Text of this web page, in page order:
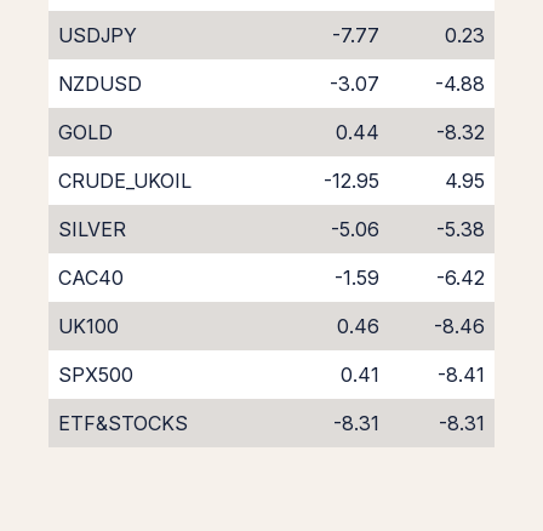
USDJPY
-7.77
0.23
NZDUSD
-3.07
-4.88
GOLD
0.44
-8.32
CRUDE_UKOIL
-12.95
4.95
SILVER
-5.06
-5.38
CAC40
-1.59
-6.42
UK100
0.46
-8.46
SPX500
0.41
-8.41
ETF&STOCKS
-8.31 -8.31